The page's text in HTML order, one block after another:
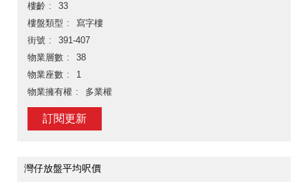
樓齡
33
樓盤類型
寫字樓
街號
391-407
物業層數
38
物業座數
1
物業擁有權
多業權
訂閱更新
灣仔放盤平均呎價